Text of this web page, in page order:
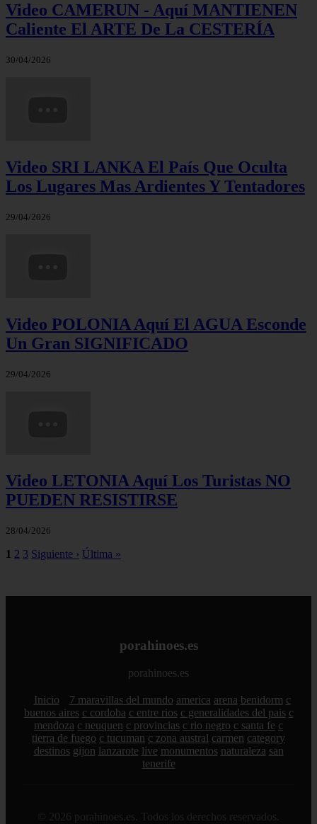
Video CAMERUN - Aquí MANTIENEN
Caliente El ARTE De La CESTERÍA
30/04/2026
Video SRI LANKA El País Que Oculta
Los Lugares Mas Ardientes Y Tentadores
29/04/2026
Video POLONIA Aquí El AGUA Esconde
Un Gran SIGNIFICADO
29/04/2026
Video LETONIA Aquí Los Turistas NO
PUEDEN RESISTIRSE
28/04/2026
1 2 3 Siguiente › Última »
porahinoes.es
porahinoes.es
Inicio 7 maravillas del mundo america arena benidorm c
buenos aires c cordoba c entre rios c generalidades del pais c
mendoza c neuquen c provincias c rio negro c santa fe c
tierra de fuego c tucuman c zona austral carmen category
destinos gijon lanzarote live monumentos naturaleza san
tenerife
© 2026 porahinoes.es. Todos los derechos reservados.